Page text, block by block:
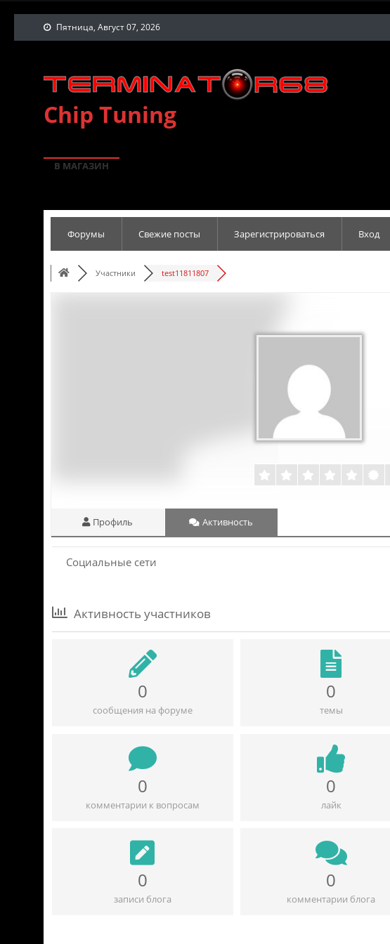
Пятница, Август 07, 2026
Chip Tuning
В МАГАЗИН
Форумы Свежие посты Зарегистрироваться Вход
Участники test11811807
Профиль Активность
Социальные сети
Активность участников
0
сообщения на форуме
0
темы
0
комментарии к вопросам
0
лайк
0
записи блога
0
комментарии блога